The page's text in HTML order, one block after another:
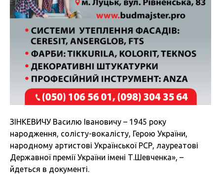
ЗІНКЕВИЧУ Василю Івановичу – 1945 року
народження, солісту-вокалісту, Герою України,
народному артистові Української РСР, лауреатові
Державної премії України імені Т.Шевченка», –
йдеться в документі.